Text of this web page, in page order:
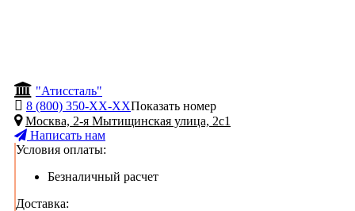
"Атиссталь"
8 (800) 350-ХХ-ХХПоказать номер
Москва, 2-я Мытищинская улица, 2с1
Написать нам
Условия оплаты:
Безналичный расчет
Доставка: